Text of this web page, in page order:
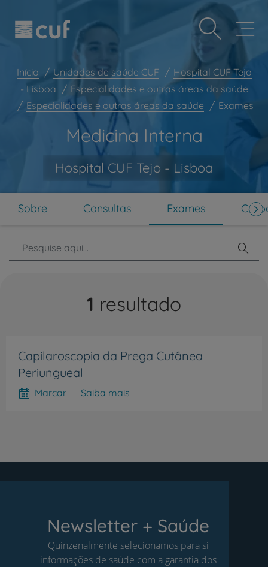
este
inclui
sistema
acessibilidade.
para
conteúdo
Prevenção e bem-estar
Grandes Áreas da Saúde
Plano +CUF
My CUF
Clientes e acompanhantes
CUF Academic Center
Para profissionais
Contacte-nos
Início Unidades de saúde CUF
Hospital CUF Tejo
- Lisboa
Especialidades e outras áreas da saúde
Especialidades e outras áreas da saúde
Exames
Medicina Interna
Hospital CUF Tejo - Lisboa
Sobre Consultas Exames
1 resultado
Capilaroscopia da Prega Cutânea
Periungueal
Marcar Saiba mais
Newsletter + Saúde
Quinzenalmente selecionamos para si
informações de saúde com a garantia dos